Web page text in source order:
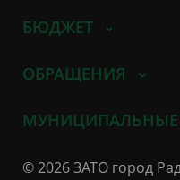
БЮДЖЕТ
ОБРАЩЕНИЯ
МУНИЦИПАЛЬНЫЕ
© 2026 ЗАТО город